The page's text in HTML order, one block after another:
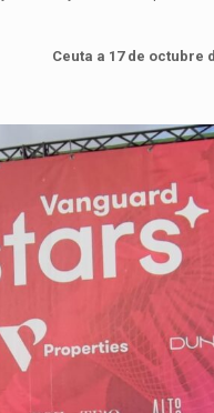
Ceuta a 17 de octubre